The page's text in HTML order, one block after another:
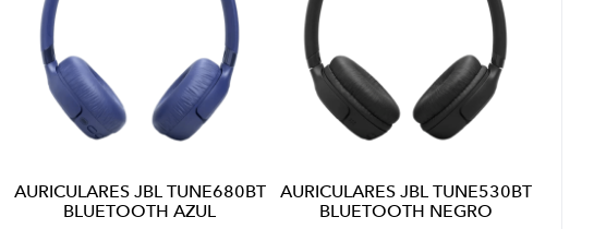
AURICULARES JBL TUNE680BT
BLUETOOTH AZUL
AURICULARES JBL TUNE530BT
BLUETOOTH NEGRO